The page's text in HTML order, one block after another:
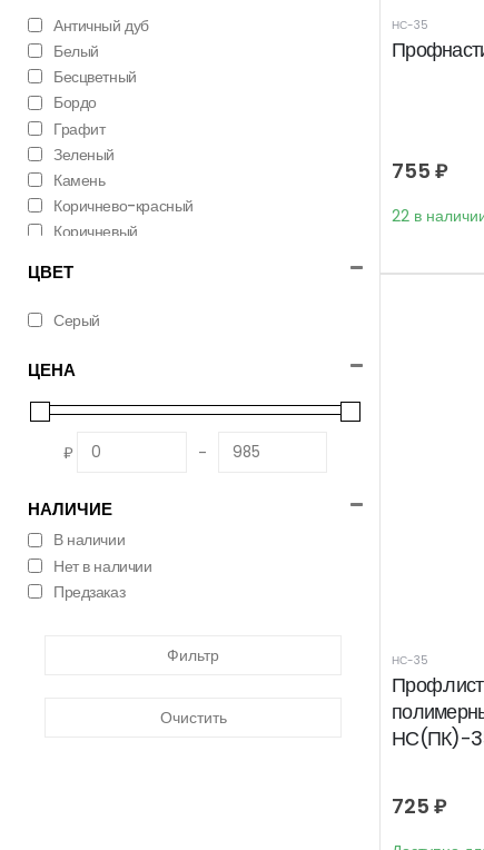
НС-35
755 ₽
22 в
НС-35
НС(ПК)-
725 ₽
Античный дуб
Белый
Бесцветный
Бордо
Графит
Зеленый
Камень
Коричнево-красный
Коричневый
Мокрый асфальт
ЦВЕТ
Серый
ЦЕНА
₽ -
НАЛИЧИЕ
В наличии
Нет в наличии
Предзаказ
Фильтр
Очистить